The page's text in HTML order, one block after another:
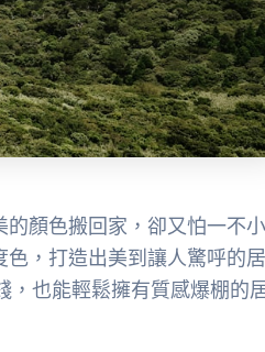
顏色搬回家，卻又怕一不小
，打造出美到讓人驚呼的居
，也能輕鬆擁有質感爆棚的